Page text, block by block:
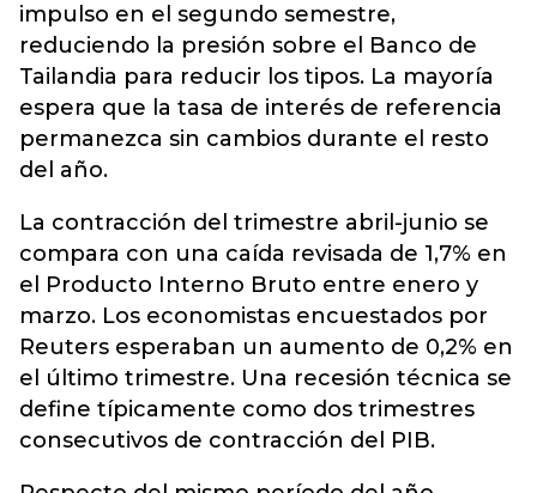
impulso en el segundo semestre,
reduciendo la presión sobre el Banco de
Tailandia para reducir los tipos. La mayoría
espera que la tasa de interés de referencia
permanezca sin cambios durante el resto
del año.
La contracción del trimestre abril-junio se
compara con una caída revisada de 1,7% en
el Producto Interno Bruto entre enero y
marzo. Los economistas encuestados por
Reuters esperaban un aumento de 0,2% en
el último trimestre. Una recesión técnica se
define típicamente como dos trimestres
consecutivos de contracción del PIB.